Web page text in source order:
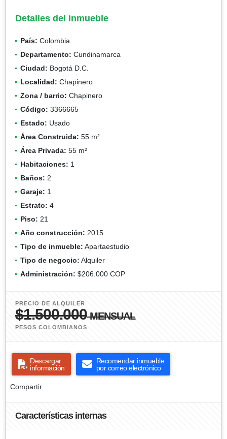
Detalles del inmueble
País: Colombia
Departamento: Cundinamarca
Ciudad: Bogotá D.C.
Localidad: Chapinero
Zona / barrio: Chapinero
Código: 3366665
Estado: Usado
Área Construida: 55 m²
Área Privada: 55 m²
Habitaciones: 1
Baños: 2
Garaje: 1
Estrato: 4
Piso: 21
Año construcción: 2015
Tipo de inmueble: Apartaestudio
Tipo de negocio: Alquiler
Administración: $206.000 COP
PRECIO DE ALQUILER
$1.500.000MENSUAL
PESOS COLOMBIANOS
Descargar
información
Recomendar inmueble
por correo electrónico
Compartir
Características internas